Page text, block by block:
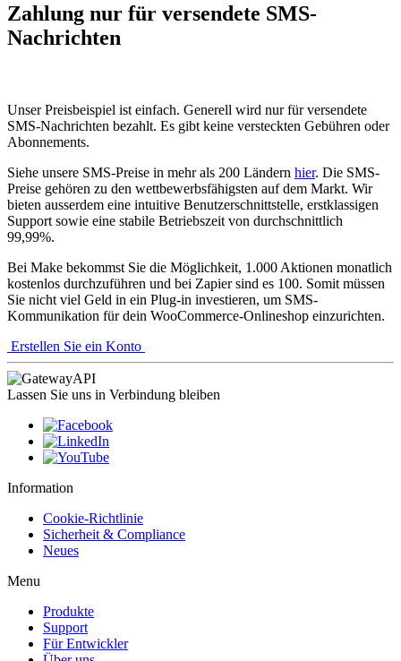
Zahlung nur für versendete SMS-
Nachrichten
Unser Preisbeispiel ist einfach. Generell wird nur für versendete
SMS-Nachrichten bezahlt. Es gibt keine versteckten Gebühren oder
Abonnements.
Siehe unsere SMS-Preise in mehr als 200 Ländern hier. Die SMS-
Preise gehören zu den wettbewerbsfähigsten auf dem Markt. Wir
bieten ausserdem eine intuitive Benutzerschnittstelle, erstklassigen
Support sowie eine stabile Betriebszeit von durchschnittlich
99,99%.
Bei Make bekommst Sie die Möglichkeit, 1.000 Aktionen monatlich
kostenlos durchzuführen und bei Zapier sind es 100. Somit müssen
Sie nicht viel Geld in ein Plug-in investieren, um SMS-
Kommunikation für dein WooCommerce-Onlineshop einzurichten.
Erstellen Sie ein Konto
Lassen Sie uns in Verbindung bleiben
Information
Cookie-Richtlinie
Sicherheit & Compliance
Neues
Menu
Produkte
Support
Für Entwickler